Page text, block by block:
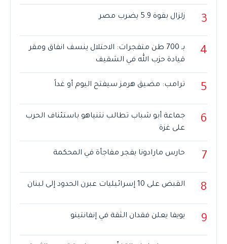
3 زلزال بقوة 5.9 يضرب مصر
4
بـ 700 طن متفجرات: الاحتلال ينسف انفاق ومقر
قيادة حزب الله في الشقيف
5 ترامب: مضيق هرمز سيفتح اليوم أو غداً
6
جماعة أبو شباب تطالب نتنياهو باستئناف الحرب
على غزة
7 حارس مارادونا يفجر مفاجأة في المحكمة
8 القبض على 10 إسرائيليات عبرن الحدود إلى لبنان
9 يويفا يعلن فقدان الثقة في إنفانتينو